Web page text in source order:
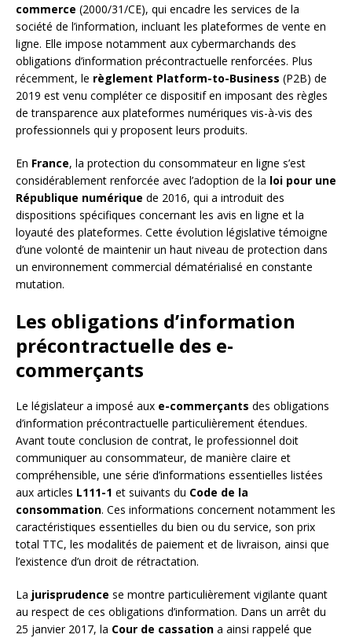
commerce (2000/31/CE), qui encadre les services de la
société de l’information, incluant les plateformes de vente en
ligne. Elle impose notamment aux cybermarchands des
obligations d’information précontractuelle renforcées. Plus
récemment, le règlement Platform-to-Business (P2B) de
2019 est venu compléter ce dispositif en imposant des règles
de transparence aux plateformes numériques vis-à-vis des
professionnels qui y proposent leurs produits.
En France, la protection du consommateur en ligne s’est
considérablement renforcée avec l’adoption de la loi pour une
République numérique de 2016, qui a introduit des
dispositions spécifiques concernant les avis en ligne et la
loyauté des plateformes. Cette évolution législative témoigne
d’une volonté de maintenir un haut niveau de protection dans
un environnement commercial dématérialisé en constante
mutation.
Les obligations d’information
précontractuelle des e-
commerçants
Le législateur a imposé aux e-commerçants des obligations
d’information précontractuelle particulièrement étendues.
Avant toute conclusion de contrat, le professionnel doit
communiquer au consommateur, de manière claire et
compréhensible, une série d’informations essentielles listées
aux articles L111-1 et suivants du Code de la
consommation. Ces informations concernent notamment les
caractéristiques essentielles du bien ou du service, son prix
total TTC, les modalités de paiement et de livraison, ainsi que
l’existence d’un droit de rétractation.
La jurisprudence se montre particulièrement vigilante quant
au respect de ces obligations d’information. Dans un arrêt du
25 janvier 2017, la Cour de cassation a ainsi rappelé que